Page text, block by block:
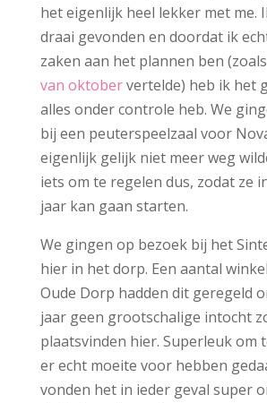
het eigenlijk heel lekker met me.
draai gevonden en doordat ik
zaken aan het plannen ben
van oktobervertelde) heb ik het
alles onder controle heb. We
bij een peuterspeelzaal voor
eigenlijk gelijk niet meer weg
iets om te regelen dus, zodat ze
jaar kan gaan starten.
We gingen op bezoek bij het
hier in het dorp. Een aantal
Oude Dorp hadden dit geregeld
jaar geen grootschalige intocht
plaatsvinden hier. Superleuk om
er echt moeite voor hebben
vonden het in ieder geval super